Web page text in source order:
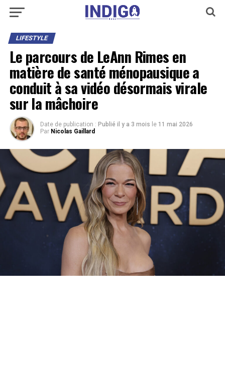
LIFESTYLE
Le parcours de LeAnn Rimes en
matière de santé ménopausique a
conduit à sa vidéo désormais virale
sur la mâchoire
Date de publication : Publié il y a 3 mois le 11 mai 2026
Par Nicolas Gaillard